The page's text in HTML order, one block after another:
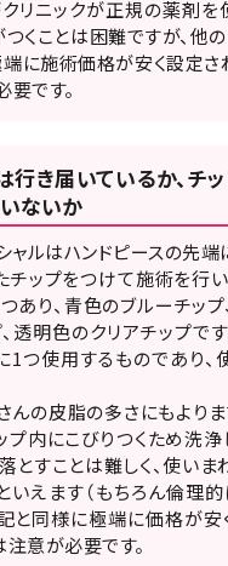
リニックが正規の薬剤を
くことは困難ですが、他の
に施術価格が安く設定さ
です。
行き届いているか、チ
ないか
ャルはハンドピースの先端
ップをつけて施術を行い
あり、青色のブルーチップ
透明色のクリアチップです
1つ使用するものであり、
の皮脂の多さにもよりま
内にこびりつくため洗浄
とすことは難しく、使い
えます（もちろん倫理的
記と同様に極端に価格が安
意が必要です。